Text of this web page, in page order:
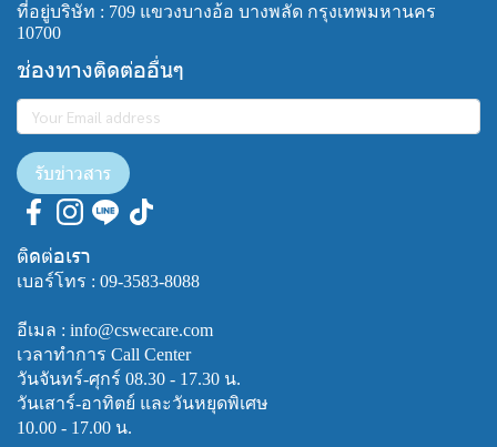
ที่อยู่บริษัท : 709 แขวงบางอ้อ บางพลัด กรุงเทพมหานคร
10700
ช่องทางติดต่ออื่นๆ
รับข่าวสาร
ติดต่อเรา
เบอร์โทร : 09-3583-8088
อีเมล : info@cswecare.com
เวลาทำการ Call Center
วันจันทร์-ศุกร์ 08.30 - 17.30 น.
วันเสาร์-อาทิตย์ และวันหยุดพิเศษ
10.00 - 17.00 น.